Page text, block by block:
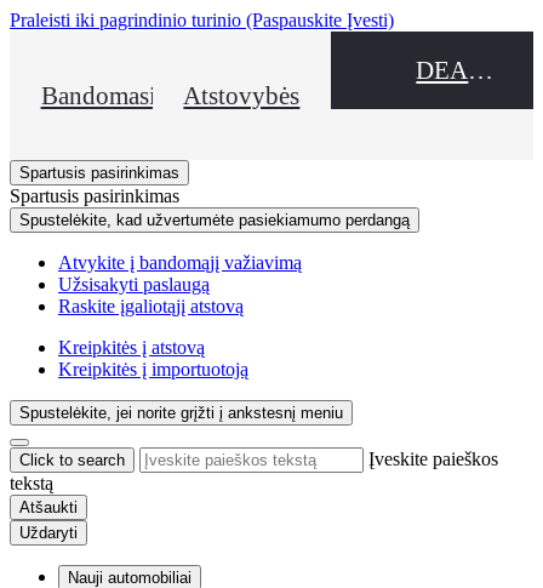
Praleisti iki pagrindinio turinio (Paspauskite Įvesti)
Bandomasis važiavimas
Atstovybės
DEALER NAME
Spartusis pasirinkimas
Spartusis pasirinkimas
Spustelėkite, kad užvertumėte pasiekiamumo perdangą
Atvykite į bandomąjį važiavimą
Užsisakyti paslaugą
Raskite įgaliotąjį atstovą
Kreipkitės į atstovą
Kreipkitės į importuotoją
Spustelėkite, jei norite grįžti į ankstesnį meniu
Click to search
Įveskite paieškos
tekstą
Atšaukti
Uždaryti
Nauji automobiliai